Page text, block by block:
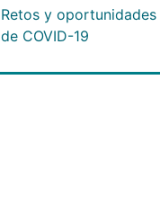
Retos y
de COVID-19